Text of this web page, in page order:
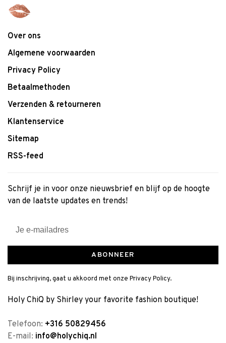
Over ons
Algemene voorwaarden
Privacy Policy
Betaalmethoden
Verzenden & retourneren
Klantenservice
Sitemap
RSS-feed
Schrijf je in voor onze nieuwsbrief en blijf op de hoogte
van de laatste updates en trends!
ABONNEER
Bij inschrijving, gaat u akkoord met onze Privacy Policy.
Holy ChiQ by Shirley your favorite fashion boutique!
Telefoon: +316 50829456
E-mail: info@holychiq.nl